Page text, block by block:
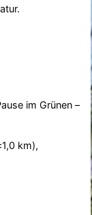
im Grünen –
km),